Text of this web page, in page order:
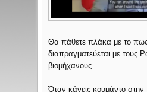
Θα πάθετε πλάκα με το πως
διαπραγματεύεται με τους
βιομήχανους...
Όταν κάνεις κουμάντο